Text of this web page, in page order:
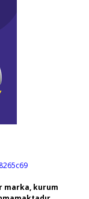
marka, kurum